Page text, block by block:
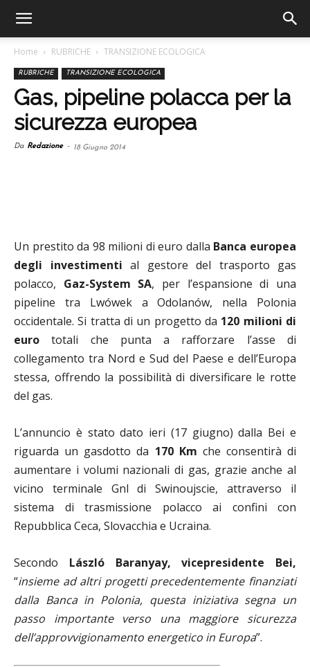
Home RUBRICHE TRANSIZIONE ECOLOGICA
RUBRICHE TRANSIZIONE ECOLOGICA
Gas, pipeline polacca per la
sicurezza europea
Da Redazione - 18 Giugno 2014
Un prestito da 98 milioni di euro dalla Banca europea
degli investimenti al gestore del trasporto gas
polacco, Gaz-System SA, per l’espansione di una
pipeline tra Lwówek a Odolanów, nella Polonia
occidentale. Si tratta di un progetto da 120 milioni di
euro totali che punta a rafforzare l’asse di
collegamento tra Nord e Sud del Paese e dell’Europa
stessa, offrendo la possibilità di diversificare le rotte
del gas.
L’annuncio è stato dato ieri (17 giugno) dalla Bei e
riguarda un gasdotto da 170 Km che consentirà di
aumentare i volumi nazionali di gas, grazie anche al
vicino terminale Gnl di Swinoujscie, attraverso il
sistema di trasmissione polacco ai confini con
Repubblica Ceca, Slovacchia e Ucraina.
Secondo László Baranyay, vicepresidente Bei,
“insieme ad altri progetti precedentemente finanziati
dalla Banca in Polonia, questa iniziativa segna un
passo importante verso una maggiore sicurezza
dell’approvvigionamento energetico in Europa”.